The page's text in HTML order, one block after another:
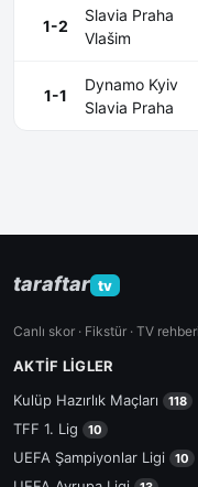
1-2
Slavia Praha
Vlašim
1-1
Dynamo Kyiv
Slavia Praha
taraftar tv
Canlı skor · Fikstür · TV
AKTIF LIGLER
Kulüp Hazırlık Maçları
118
TFF 1. Lig 10
UEFA Şampiyonlar Ligi 10